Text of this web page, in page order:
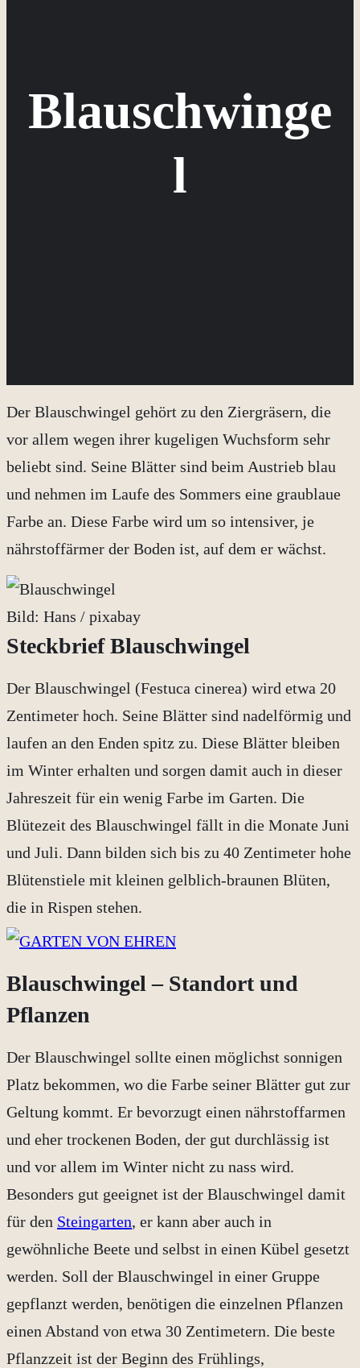
Blauschwinge
l
Der Blauschwingel gehört zu den Ziergräsern, die
vor allem wegen ihrer kugeligen Wuchsform sehr
beliebt sind. Seine Blätter sind beim Austrieb blau
und nehmen im Laufe des Sommers eine graublaue
Farbe an. Diese Farbe wird um so intensiver, je
nährstoffärmer der Boden ist, auf dem er wächst.
Bild: Hans / pixabay
Steckbrief Blauschwingel
Der Blauschwingel (Festuca cinerea) wird etwa 20
Zentimeter hoch. Seine Blätter sind nadelförmig und
laufen an den Enden spitz zu. Diese Blätter bleiben
im Winter erhalten und sorgen damit auch in dieser
Jahreszeit für ein wenig Farbe im Garten. Die
Blütezeit des Blauschwingel fällt in die Monate Juni
und Juli. Dann bilden sich bis zu 40 Zentimeter hohe
Blütenstiele mit kleinen gelblich-braunen Blüten,
die in Rispen stehen.
Blauschwingel – Standort und
Pflanzen
Der Blauschwingel sollte einen möglichst sonnigen
Platz bekommen, wo die Farbe seiner Blätter gut zur
Geltung kommt. Er bevorzugt einen nährstoffarmen
und eher trockenen Boden, der gut durchlässig ist
und vor allem im Winter nicht zu nass wird.
Besonders gut geeignet ist der Blauschwingel damit
für den Steingarten, er kann aber auch in
gewöhnliche Beete und selbst in einen Kübel gesetzt
werden. Soll der Blauschwingel in einer Gruppe
gepflanzt werden, benötigen die einzelnen Pflanzen
einen Abstand von etwa 30 Zentimetern. Die beste
Pflanzzeit ist der Beginn des Frühlings,